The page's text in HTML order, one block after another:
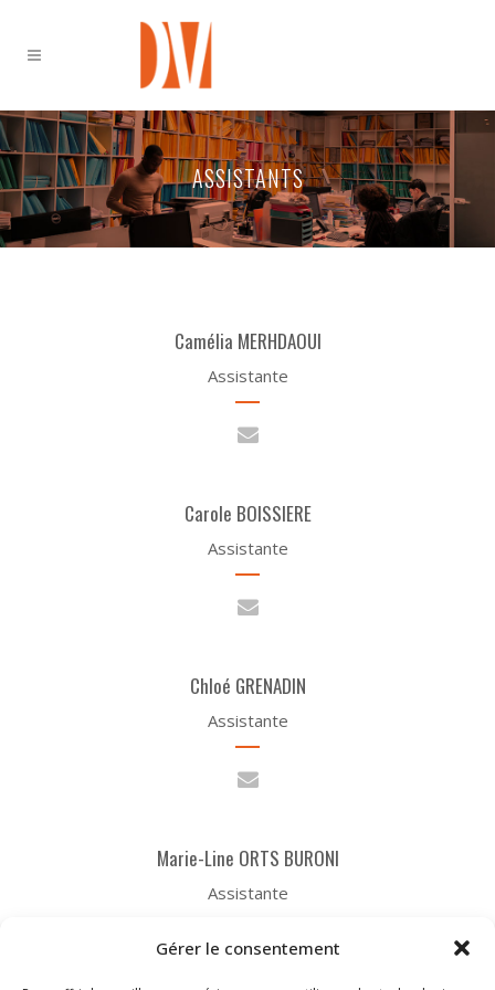
Gérer le consentement
ASSISTANTS
Camélia MERHDAOUI
Assistante
Carole BOISSIERE
Assistante
Chloé GRENADIN
Assistante
Marie-Line ORTS BURONI
Assistante